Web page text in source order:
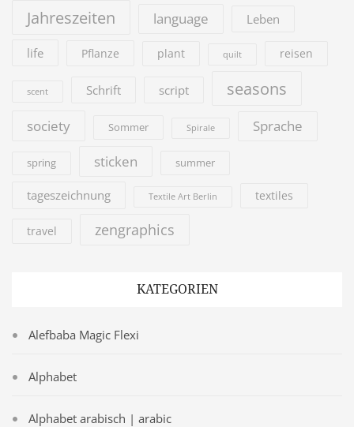
Jahreszeiten language Leben
life Pflanze plant quilt reisen
scent Schrift script seasons
society Sommer Spirale Sprache
spring sticken summer
tageszeichnung Textile Art Berlin textiles
travel zengraphics
KATEGORIEN
Alefbaba Magic Flexi
Alphabet
Alphabet arabisch | arabic